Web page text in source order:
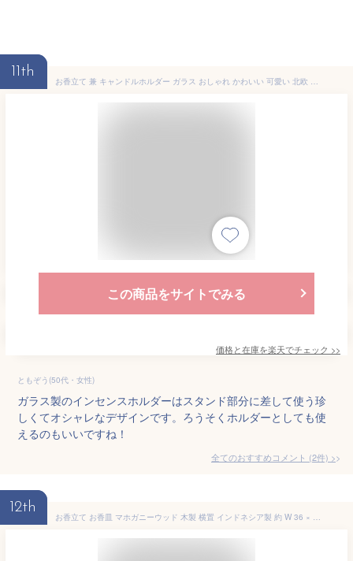
11th
お香立て 兼 キャンドルホルダー ガラス おしゃれ かわいい 可愛い 北欧 シンプル ユニーク キャンドルスタンド 韓国 ろうそく台 ろうそく立て ティーライトホルダー アロマスティック お香たて 線香立て 香立て 香炉 受け皿 蝋燭 インテリア 雑貨 ギフト プレゼント トレイ
この商品をサイトでみる
価格と在庫を楽天でチェック >>
ともぞう(50代・女性)
ガラス製のインセンスホルダーはスタンド部分に差して使う珍
しくてオシャレなデザインです。ろうそくホルダーとしても使
えるのもいいですね！
全てのおすすめコメント (2件) >
12th
お香立て お香皿 マホガニーウッド 木製 横置 インドネシア製 約 W 36 × D 6 × H 4 cm お香スタンド インセンスホルダー インセンストレイ お香トレイ ディスプレイ エスニック バリ島 アンティーク 風 おしゃれ かわいい 北欧 アジアン雑貨 アジアン 雑貨 [11034]